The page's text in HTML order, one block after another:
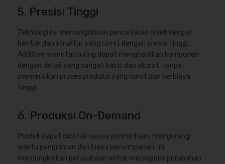
5. Presisi Tinggi
Teknologi ini memungkinkan pencetakan objek dengan
bentuk dan struktur yang rumit dengan presisi tinggi.
Additive manufacturing dapat menghasilkan komponen
dengan detail yang sangat halus dan akurat, tanpa
memerlukan proses produksi yang rumit dan berbiaya
tinggi.
6. Produksi On-Demand
Produk dapat dicetak sesuai permintaan, mengurangi
waktu pengiriman dan biaya penyimpanan. Ini
memungkinkan perusahaan untuk merespons perubahan